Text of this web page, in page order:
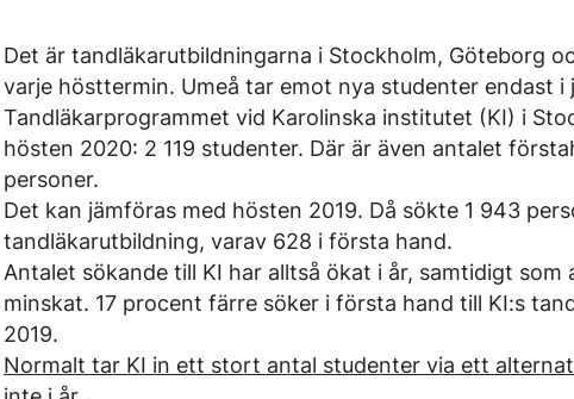
Det är tandläkarutbildningarna i Stockholm, Göteborg
varje hösttermin. Umeå tar emot nya studenter endast i
Tandläkarprogrammet vid Karolinska institutet (KI) i
hösten 2020: 2 119 studenter. Där är även antalet
personer.
Det kan jämföras med hösten 2019. Då sökte 1 943
tandläkarutbildning, varav 628 i första hand.
Antalet sökande till KI har alltså ökat i år, samtidigt
minskat. 17 procent färre söker i första hand till KI:s
2019.
Normalt tar KI in ett stort antal studenter via ett